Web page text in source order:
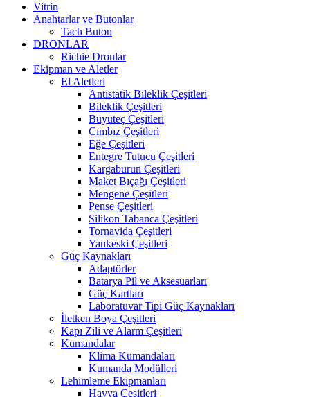
Vitrin
Anahtarlar ve Butonlar
Tach Buton
DRONLAR
Richie Dronlar
Ekipman ve Aletler
El Aletleri
Antistatik Bileklik Çeşitleri
Bileklik Çeşitleri
Büyüteç Çeşitleri
Cımbız Çeşitleri
Eğe Çeşitleri
Entegre Tutucu Çeşitleri
Kargaburun Çeşitleri
Maket Bıçağı Çeşitleri
Mengene Çeşitleri
Pense Çeşitleri
Silikon Tabanca Çeşitleri
Tornavida Çeşitleri
Yankeski Çeşitleri
Güç Kaynakları
Adaptörler
Batarya Pil ve Aksesuarları
Güç Kartları
Laboratuvar Tipi Güç Kaynakları
İletken Boya Çeşitleri
Kapı Zili ve Alarm Çeşitleri
Kumandalar
Klima Kumandaları
Kumanda Modülleri
Lehimleme Ekipmanları
Havya Çeşitleri